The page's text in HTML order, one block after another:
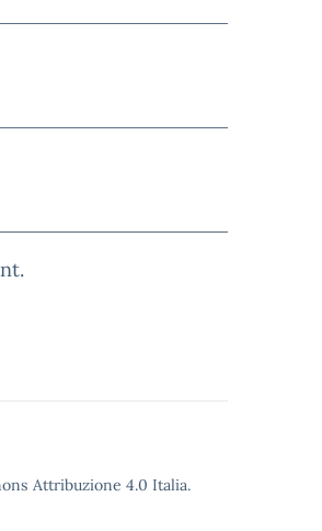
Attribuzione 4.0 Italia.